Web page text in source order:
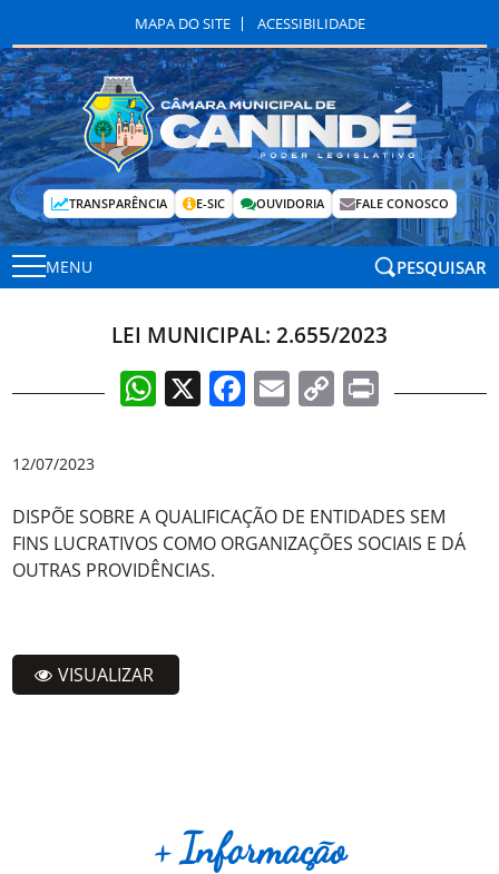
MAPA DO SITE ACESSIBILIDADE
TRANSPARÊNCIA E-SIC OUVIDORIA FALE CONOSCO
MENU PESQUISAR
LEI MUNICIPAL: 2.655/2023
WhatsApp
X Facebook
EmailCopyPrint
12/07/2023
DISPÕE SOBRE A QUALIFICAÇÃO DE ENTIDADES SEM
FINS LUCRATIVOS COMO ORGANIZAÇÕES SOCIAIS E DÁ
OUTRAS PROVIDÊNCIAS.
VISUALIZAR
+ Informação